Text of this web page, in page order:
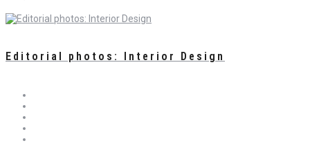
Editorial photos: Interior Design